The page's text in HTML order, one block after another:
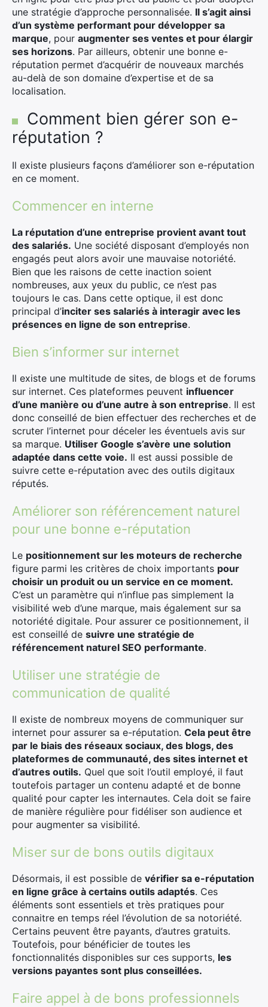
une stratégie d’approche personnalisée. Il s’agit ainsi
d’un système performant pour développer sa
marque, pour augmenter ses ventes et pour élargir
ses horizons. Par ailleurs, obtenir une bonne e-
réputation permet d’acquérir de nouveaux marchés
au-delà de son domaine d’expertise et de sa
localisation.
Comment bien gérer son e-
réputation ?
Il existe plusieurs façons d’améliorer son e-réputation
en ce moment.
Commencer en interne
La réputation d’une entreprise provient avant tout
des salariés. Une société disposant d’employés non
engagés peut alors avoir une mauvaise notoriété.
Bien que les raisons de cette inaction soient
nombreuses, aux yeux du public, ce n’est pas
toujours le cas. Dans cette optique, il est donc
principal d’inciter ses salariés à interagir avec les
présences en ligne de son entreprise.
Bien s’informer sur internet
Il existe une multitude de sites, de blogs et de forums
sur internet. Ces plateformes peuvent influencer
d’une manière ou d’une autre à son entreprise. Il est
donc conseillé de bien effectuer des recherches et de
scruter l’internet pour déceler les éventuels avis sur
sa marque. Utiliser Google s’avère une solution
adaptée dans cette voie. Il est aussi possible de
suivre cette e-réputation avec des outils digitaux
réputés.
Améliorer son référencement naturel
pour une bonne e-réputation
Le positionnement sur les moteurs de recherche
figure parmi les critères de choix importants pour
choisir un produit ou un service en ce moment.
C’est un paramètre qui n’influe pas simplement la
visibilité web d’une marque, mais également sur sa
notoriété digitale. Pour assurer ce positionnement, il
est conseillé de suivre une stratégie de
référencement naturel SEO performante.
Utiliser une stratégie de
communication de qualité
Il existe de nombreux moyens de communiquer sur
internet pour assurer sa e-réputation. Cela peut être
par le biais des réseaux sociaux, des blogs, des
plateformes de communauté, des sites internet et
d’autres outils. Quel que soit l’outil employé, il faut
toutefois partager un contenu adapté et de bonne
qualité pour capter les internautes. Cela doit se faire
de manière régulière pour fidéliser son audience et
pour augmenter sa visibilité.
Miser sur de bons outils digitaux
Désormais, il est possible de vérifier sa e-réputation
en ligne grâce à certains outils adaptés. Ces
éléments sont essentiels et très pratiques pour
connaitre en temps réel l’évolution de sa notoriété.
Certains peuvent être payants, d’autres gratuits.
Toutefois, pour bénéficier de toutes les
fonctionnalités disponibles sur ces supports, les
versions payantes sont plus conseillées.
Faire appel à de bons professionnels